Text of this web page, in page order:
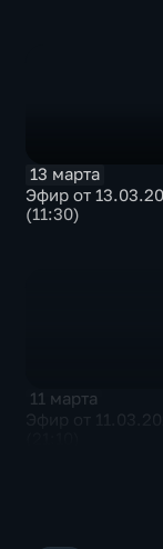
13 марта
Эфир от
(11:30)
11 марта